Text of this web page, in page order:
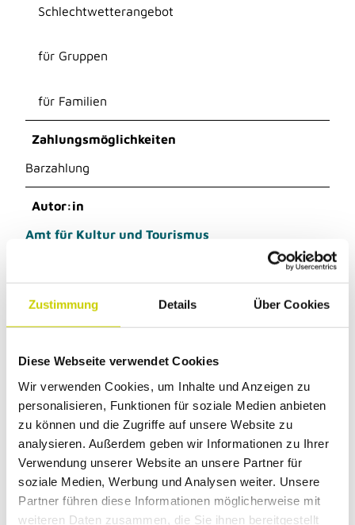
Zustimmung Details Über Cookies
Diese Webseite verwendet Cookies
Wir verwenden Cookies, um Inhalte und Anzeigen zu
personalisieren, Funktionen für soziale Medien anbieten
zu können und die Zugriffe auf unsere Website zu
analysieren. Außerdem geben wir Informationen zu Ihrer
Verwendung unserer Website an unsere Partner für
soziale Medien, Werbung und Analysen weiter. Unsere
Partner führen diese Informationen möglicherweise mit
weiteren Daten zusammen, die Sie ihnen bereitgestellt
Schlechtwetterangebot
für Gruppen
für Familien
Zahlungsmöglichkeiten
Barzahlung
Autor:in
Amt für Kultur und Tourismus
Dieser Seiteninhalt wurde teilweise oder
vollständig durch KI optimiert oder erstellt.
Unsere Empfehlung
Auf der Karte anschauen